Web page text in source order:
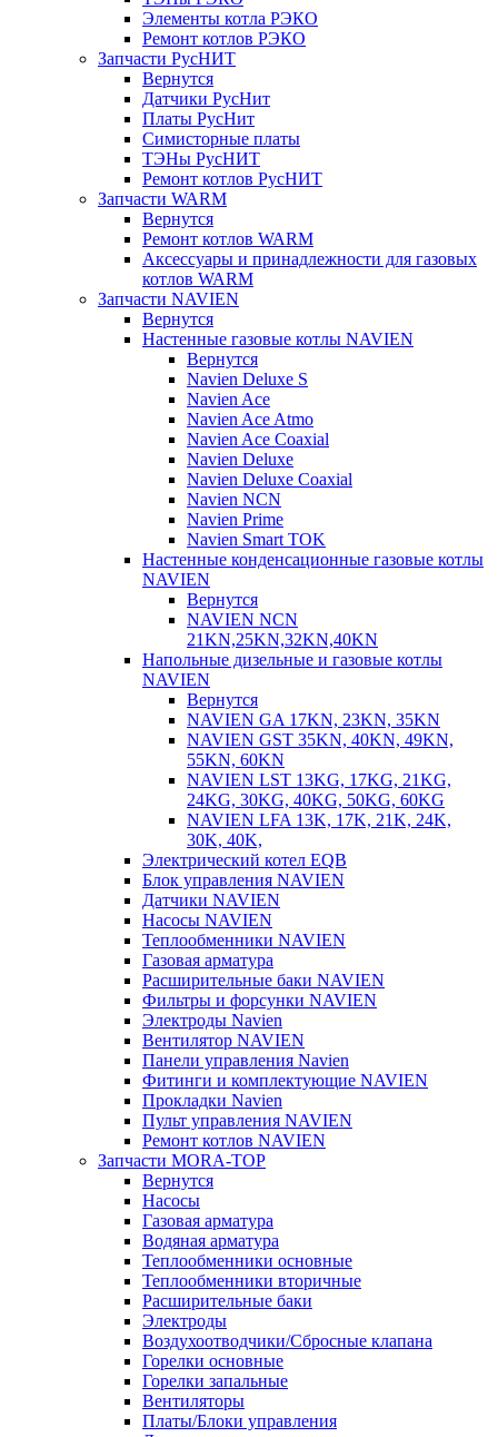
Элементы котла РЭКО
Ремонт котлов РЭКО
Запчасти РусНИТ
Вернутся
Датчики РусНит
Платы РусНит
Симисторные платы
ТЭНы РусНИТ
Ремонт котлов РусНИТ
Запчасти WARM
Вернутся
Ремонт котлов WARM
Аксессуары и принадлежности для газовых
котлов WARM
Запчасти NAVIEN
Вернутся
Настенные газовые котлы NAVIEN
Вернутся
Navien Deluxe S
Navien Ace
Navien Ace Atmo
Navien Ace Coaxial
Navien Deluxe
Navien Deluxe Coaxial
Navien NCN
Navien Prime
Navien Smart TOK
Настенные конденсационные газовые котлы
NAVIEN
Вернутся
NAVIEN NCN
21KN,25KN,32KN,40KN
Напольные дизельные и газовые котлы
NAVIEN
Вернутся
NAVIEN GA 17KN, 23KN, 35KN
NAVIEN GST 35KN, 40KN, 49KN,
55KN, 60KN
NAVIEN LST 13KG, 17KG, 21KG,
24KG, 30KG, 40KG, 50KG, 60KG
NAVIEN LFA 13K, 17K, 21K, 24K,
30K, 40K,
Электрический котел EQB
Блок управления NAVIEN
Датчики NAVIEN
Насосы NAVIEN
Теплообменники NAVIEN
Газовая арматура
Расширительные баки NAVIEN
Фильтры и форсунки NAVIEN
Электроды Navien
Вентилятор NAVIEN
Панели управления Navien
Фитинги и комплектующие NAVIEN
Прокладки Navien
Пульт управления NAVIEN
Ремонт котлов NAVIEN
Запчасти MORA-TOP
Вернутся
Насосы
Газовая арматура
Водяная арматура
Теплообменники основные
Теплообменники вторичные
Расширительные баки
Электроды
Воздухоотводчики/Сбросные клапана
Горелки основные
Горелки запальные
Вентиляторы
Платы/Блоки управления